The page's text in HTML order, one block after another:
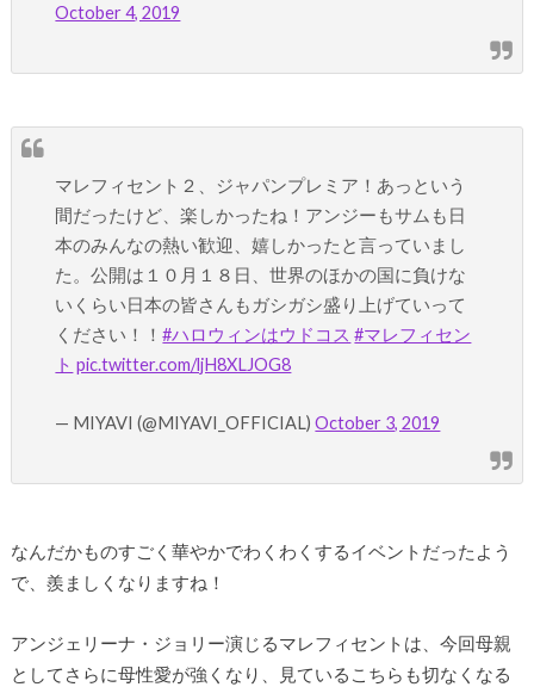
October 4, 2019
マレフィセント２、ジャパンプレミア！あっという
間だったけど、楽しかったね！アンジーもサムも日
本のみんなの熱い歓迎、嬉しかったと言っていまし
た。公開は１０月１８日、世界のほかの国に負けな
いくらい日本の皆さんもガシガシ盛り上げていって
ください！！#ハロウィンはウドコス #マレフィセン
ト pic.twitter.com/ljH8XLJOG8
— MIYAVI (@MIYAVI_OFFICIAL)October 3, 2019
なんだかものすごく華やかでわくわくするイベントだったよう
で、羨ましくなりますね！
アンジェリーナ・ジョリー演じるマレフィセントは、今回母親
としてさらに母性愛が強くなり、見ているこちらも切なくなる